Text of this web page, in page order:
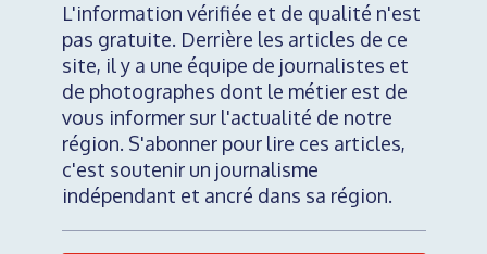
L'information vérifiée et de qualité n'est
pas gratuite. Derrière les articles de ce
site, il y a une équipe de journalistes et
de photographes dont le métier est de
vous informer sur l'actualité de notre
région. S'abonner pour lire ces articles,
c'est soutenir un journalisme
indépendant et ancré dans sa région.